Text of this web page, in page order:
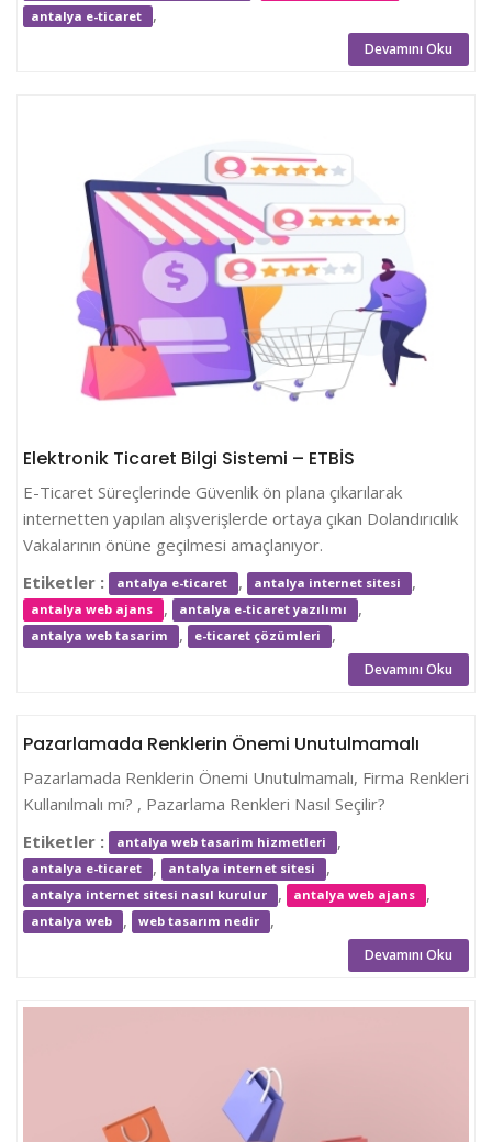
antalya e-ticaret ,
Devamını Oku
Elektronik Ticaret Bilgi Sistemi – ETBİS
E-Ticaret Süreçlerinde Güvenlik ön plana çıkarılarak
internetten yapılan alışverişlerde ortaya çıkan Dolandırıcılık
Vakalarının önüne geçilmesi amaçlanıyor.
Etiketler :
antalya e-ticaret , antalya internet sitesi ,
antalya web ajans , antalya e-ticaret yazılımı ,
antalya web tasarim , e-ticaret çözümleri ,
Devamını Oku
Pazarlamada Renklerin Önemi Unutulmamalı
Pazarlamada Renklerin Önemi Unutulmamalı, Firma Renkleri
Kullanılmalı mı? , Pazarlama Renkleri Nasıl Seçilir?
Etiketler :
antalya web tasarim hizmetleri ,
antalya e-ticaret , antalya internet sitesi ,
antalya internet sitesi nasıl kurulur , antalya web ajans ,
antalya web , web tasarım nedir ,
Devamını Oku